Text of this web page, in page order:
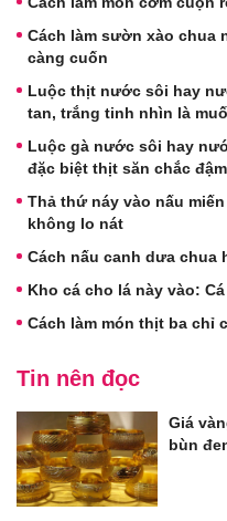
Cách làm sườn xào chua
càng cuốn
Luộc thịt nước sôi hay
tan, trắng tinh nhìn là
Luộc gà nước sôi hay
đặc biệt thịt săn chắc
Thả thứ náy vào nấu
không lo nát
Cách nấu canh dưa chua
Kho cá cho lá này vào:
Cách làm món thịt ba chỉ
Tin nên đọc
Giá
bùn